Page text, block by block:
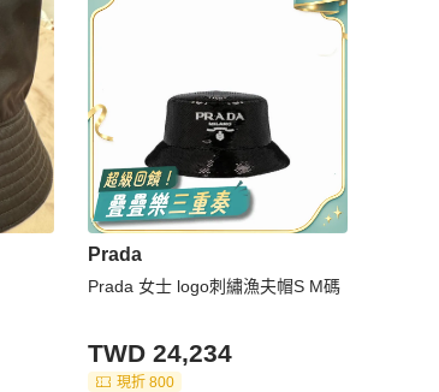
Prada
Prada 女士 logo刺繡漁夫帽S M碼
TWD 24,234
現折 800